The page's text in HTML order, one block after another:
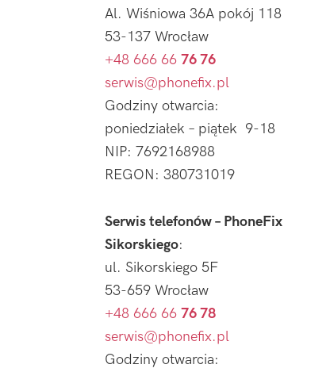
Al. Wiśniowa 36A pokój 118
53-137 Wrocław
+48 666 66 76 76
serwis@phonefix.pl
Godziny otwarcia:
poniedziałek – piątek 9-18
NIP: 7692168988
REGON: 380731019
Serwis telefonów – PhoneFix
Sikorskiego:
ul. Sikorskiego 5F
53-659 Wrocław
+48 666 66 76 78
serwis@phonefix.pl
Godziny otwarcia: